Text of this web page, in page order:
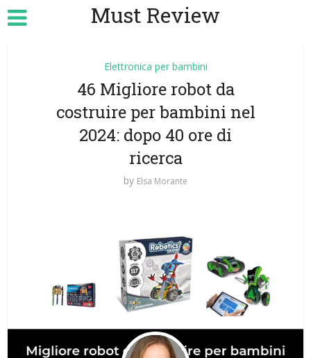
Must Review
Elettronica per bambini
46 Migliore robot da
costruire per bambini nel
2024: dopo 40 ore di
ricerca
by Elsa Morante